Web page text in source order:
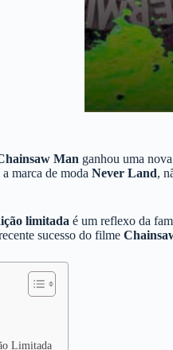
Man ganhou uma
marca de moda Never Land,
limitada é um reflexo da
sucesso do filme
Limitada